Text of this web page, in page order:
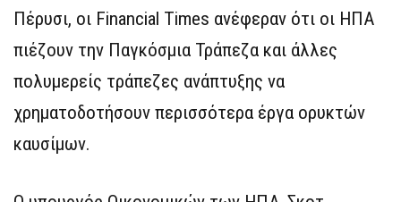
Πέρυσι, οι Financial Times ανέφεραν ότι οι ΗΠΑ
πιέζουν την Παγκόσμια Τράπεζα και άλλες
πολυμερείς τράπεζες ανάπτυξης να
χρηματοδοτήσουν περισσότερα έργα ορυκτών
καυσίμων.